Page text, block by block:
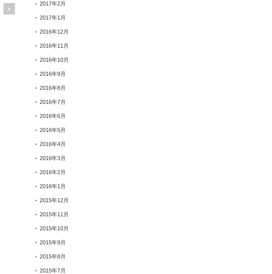
2017年2月
2017年1月
2016年12月
2016年11月
2016年10月
2016年9月
2016年8月
2016年7月
2016年6月
2016年5月
2016年4月
2016年3月
2016年2月
2016年1月
2015年12月
2015年11月
2015年10月
2015年9月
2015年8月
2015年7月